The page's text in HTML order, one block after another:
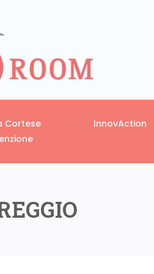
Cortese
InnovAction